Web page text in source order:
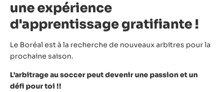
une expérience
d'apprentissage gratifiante !
Le Boréal est à la recherche de nouveaux arbitres pour la
prochaine saison.
L'arbitrage au soccer peut devenir une passion et un
défi pour toi !!